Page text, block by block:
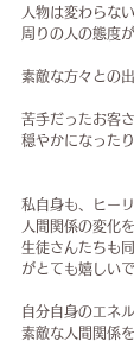
人物は変わらない
周りの人の態度
素敵な方々との
苦手だったお客
穏やかになった
私自身も、ヒー
人間関係の変化
生徒さんたちも
がとても嬉しい
自分自身のエネ
素敵な人間関係